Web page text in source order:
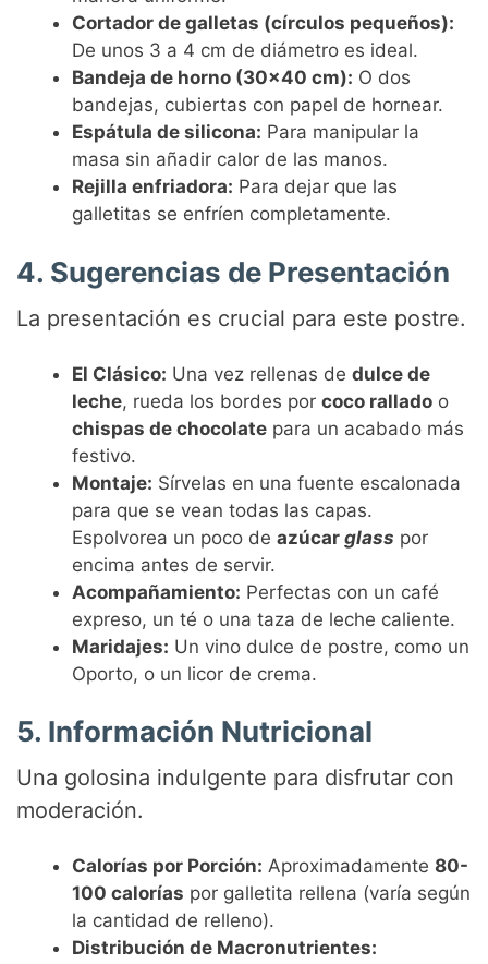
Cortador de galletas (círculos pequeños):
De unos 3 a 4 cm de diámetro es ideal.
Bandeja de horno (30×40 cm): O dos
bandejas, cubiertas con papel de hornear.
Espátula de silicona: Para manipular la
masa sin añadir calor de las manos.
Rejilla enfriadora: Para dejar que las
galletitas se enfríen completamente.
4. Sugerencias de Presentación
La presentación es crucial para este postre.
El Clásico: Una vez rellenas dedulce de
leche, rueda los bordes porcoco rallado o
chispas de chocolate para un acabado más
festivo.
Montaje: Sírvelas en una fuente escalonada
para que se vean todas las capas.
Espolvorea un poco deazúcarglass por
encima antes de servir.
Acompañamiento: Perfectas con un café
expreso, un té o una taza de leche caliente.
Maridajes: Un vino dulce de postre, como un
Oporto, o un licor de crema.
5. Información Nutricional
Una golosina indulgente para disfrutar con
moderación.
Calorías por Porción: Aproximadamente80-
100 calorías por galletita rellena (varía según
la cantidad de relleno).
Distribución de Macronutrientes: